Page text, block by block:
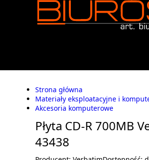
Strona główna
Materiały eksploatacyjne i
Akcesoria komputerowe
Płyta CD-R 700MB
43438